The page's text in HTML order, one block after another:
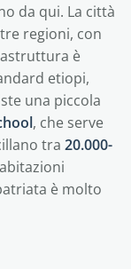
da qui. La città
regioni, con
è
etiopi,
una piccola
, che serve
tra 20.000-
è molto